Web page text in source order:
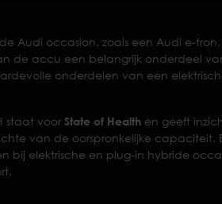
Audi occasion, zoals een Audi e-
de accu een belangrijk onderdeel
onderdelen van een
staat voor State of Health en geeft
van de oorspronkelijke capaciteit.
bij elektrische en plug-in hybride